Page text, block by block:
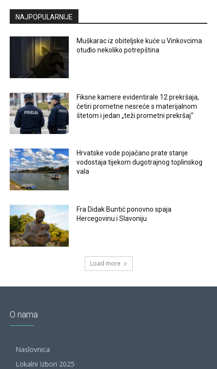
NAJPOPULARNIJE
Muškarac iz obiteljske kuće u Vinkovcima
otuđio nekoliko potrepština
Fiksne kamere evidentirale 12 prekršaja,
četiri prometne nesreće s materijalnom
štetom i jedan „teži prometni prekršaj“
Hrvatske vode pojačano prate stanje
vodostaja tijekom dugotrajnog toplinskog
vala
Fra Didak Buntić ponovno spaja
Hercegovinu i Slavoniju
Load more
O nama
Naslovnica
Lokalni Izbori 2025